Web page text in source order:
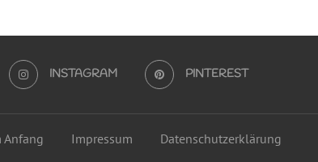
INSTAGRAM PINTEREST
Anfang Impressum Datenschutzerklärung